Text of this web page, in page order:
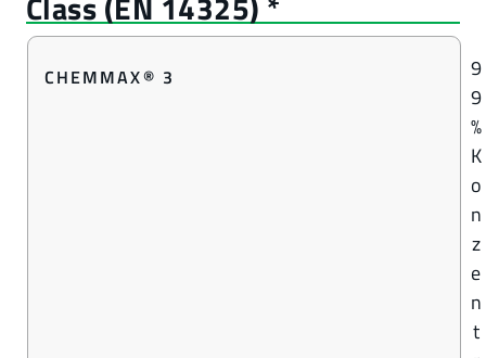
CHEMMAX® 3
9
9
%
K
o
n
z
e
n
t